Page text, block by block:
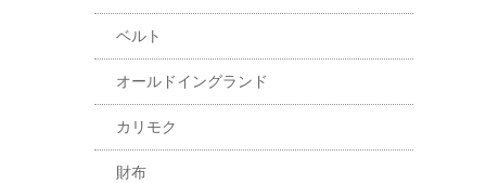
ベルト
オールドイングランド
カリモク
財布